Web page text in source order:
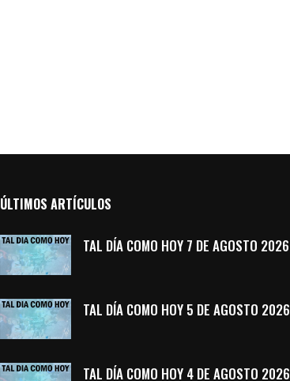
ÚLTIMOS ARTÍCULOS
TAL DÍA COMO HOY 7 DE AGOSTO 2026
TAL DÍA COMO HOY 5 DE AGOSTO 2026
TAL DÍA COMO HOY 4 DE AGOSTO 2026